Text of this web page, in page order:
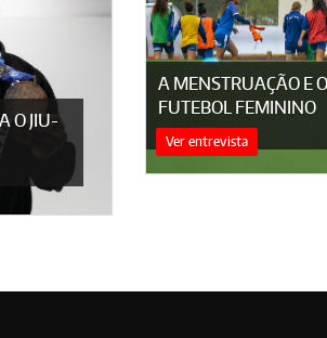
O JIU-
A MENSTRUAÇÃO E O
FUTEBOL FEMININO
Ver entrevista